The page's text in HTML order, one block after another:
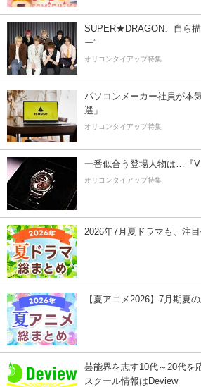
SUPER★DRAGON、自ら
ー”
オリコンタイアップ特集
パソコンメーカー社員が本
選」
オリコンタイアップ特集
一番似合う登場人物は…『
オリコンタイアップ特集
2026年7月夏ドラマも、注
【夏アニメ2026】7月期夏
芸能界を志す10代～20代を
スクール情報はDeview